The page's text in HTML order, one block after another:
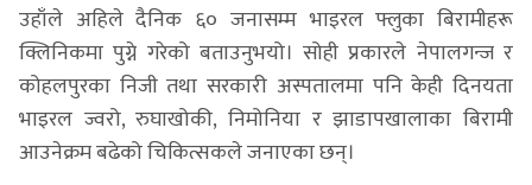
उहाँले अहिले दैनिक ६० जनासम्म भाइरल फ्लुका बिरामीहरू
क्लिनिकमा पुग्ने गरेको बताउनुभयो। सोही प्रकारले नेपालगन्ज र
कोहलपुरका निजी तथा सरकारी अस्पतालमा पनि केही दिनयता
भाइरल ज्वरो, रुघाखोकी, निमोनिया र झाडापखालाका बिरामी
आउनेक्रम बढेको चिकित्सकले जनाएका छन्।